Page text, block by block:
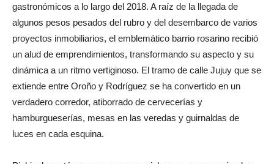
Fue, sin dudas, el destino preferido de los empresarios
gastronómicos a lo largo del 2018. A raíz de la llegada de
algunos pesos pesados del rubro y del desembarco de varios
proyectos inmobiliarios, el emblemático barrio rosarino recibió
un alud de emprendimientos, transformando su aspecto y su
dinámica a un ritmo vertiginoso. El tramo de calle Jujuy que se
extiende entre Oroño y Rodríguez se ha convertido en un
verdadero corredor, atiborrado de cervecerías y
hamburgueserías, mesas en las veredas y guirnaldas de